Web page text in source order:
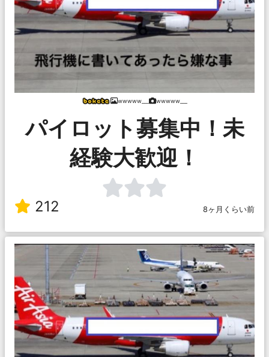
wwwww___ wwwww___
パイロット募集中！未
経験大歓迎！
212 8ヶ月くらい前